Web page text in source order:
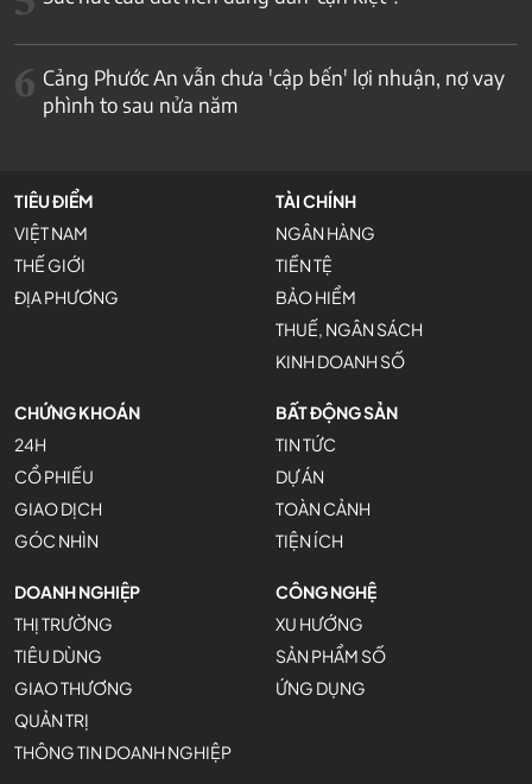
6 Cảng Phước An vẫn chưa 'cập bến' lợi nhuận, nợ vay
phình to sau nửa năm
TIÊU ĐIỂM
VIỆT NAM
THẾ GIỚI
ĐỊA PHƯƠNG
TÀI CHÍNH
NGÂN HÀNG
TIỀN TỆ
BẢO HIỂM
THUẾ, NGÂN SÁCH
KINH DOANH SỐ
CHỨNG KHOÁN
24H
CỔ PHIẾU
GIAO DỊCH
GÓC NHÌN
BẤT ĐỘNG SẢN
TIN TỨC
DỰ ÁN
TOÀN CẢNH
TIỆN ÍCH
DOANH NGHIỆP
THỊ TRƯỜNG
TIÊU DÙNG
GIAO THƯƠNG
QUẢN TRỊ
THÔNG TIN DOANH NGHIỆP
CÔNG NGHỆ
XU HƯỚNG
SẢN PHẨM SỐ
ỨNG DỤNG